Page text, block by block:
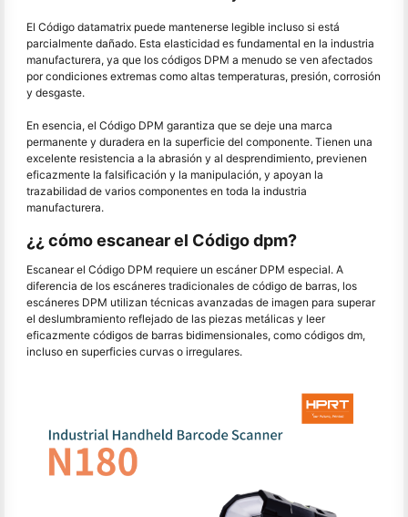
El Código datamatrix puede mantenerse legible incluso si está
parcialmente dañado. Esta elasticidad es fundamental en la industria
manufacturera, ya que los códigos DPM a menudo se ven afectados
por condiciones extremas como altas temperaturas, presión, corrosión
y desgaste.
En esencia, el Código DPM garantiza que se deje una marca
permanente y duradera en la superficie del componente. Tienen una
excelente resistencia a la abrasión y al desprendimiento, previenen
eficazmente la falsificación y la manipulación, y apoyan la
trazabilidad de varios componentes en toda la industria
manufacturera.
¿¿ cómo escanear el Código dpm?
Escanear el Código DPM requiere un escáner DPM especial. A
diferencia de los escáneres tradicionales de código de barras, los
escáneres DPM utilizan técnicas avanzadas de imagen para superar
el deslumbramiento reflejado de las piezas metálicas y leer
eficazmente códigos de barras bidimensionales, como códigos dm,
incluso en superficies curvas o irregulares.